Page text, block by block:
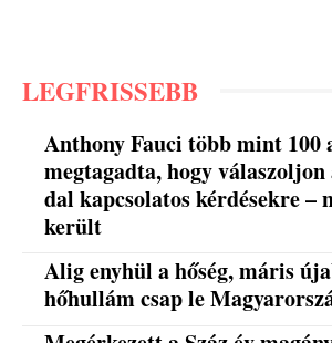
LEGFRISSEBB
Anthony Fauci több mint 100
megtagadta, hogy
dal kapcsolatos kérdésekre –
került
Alig enyhül a hőség, máris
hőhullám csap le